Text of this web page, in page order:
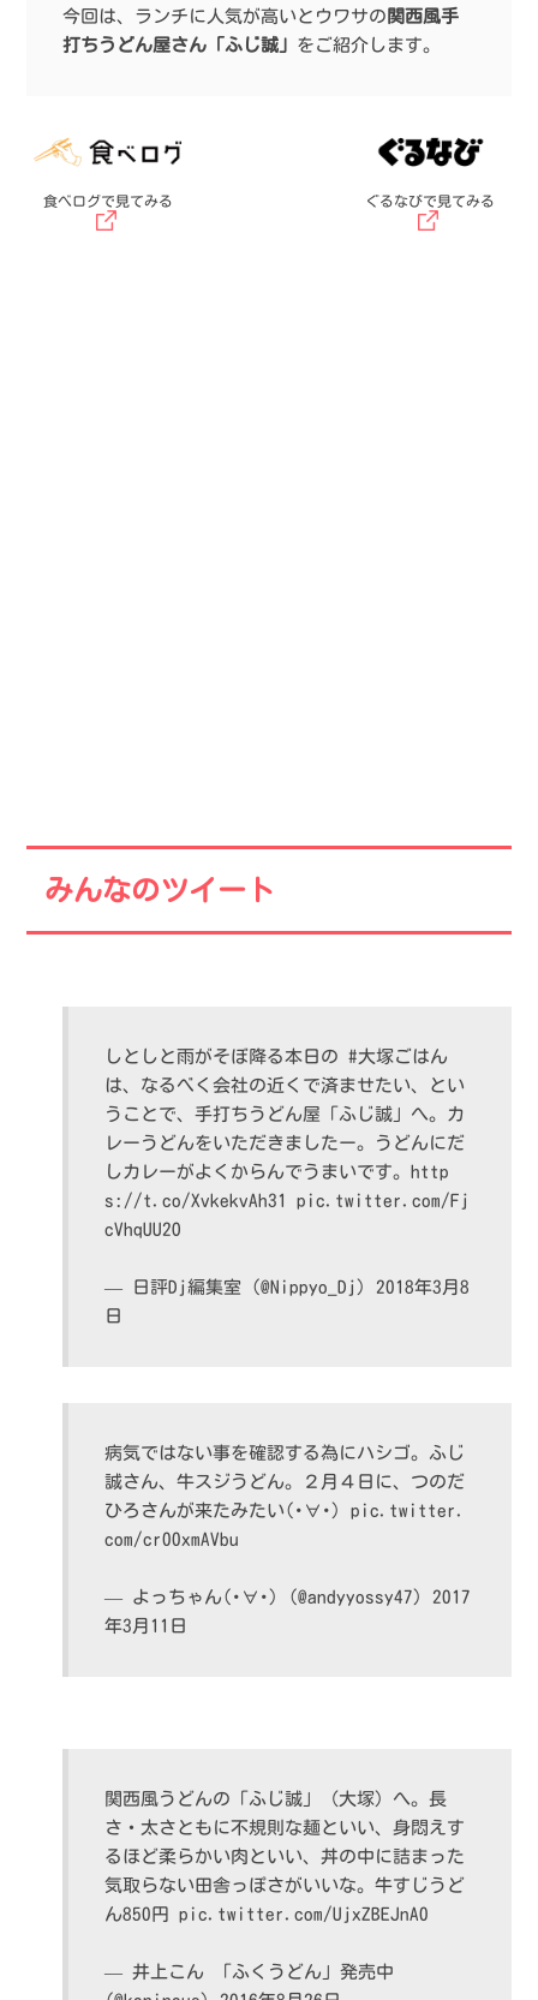
今回は、ランチに人気が高いとウワサの 関西風手
打ちうどん屋さん「ふじ誠」 をご紹介します。
食べログで見てみる ぐるなびで見てみる
みんなのツイート
しとしと雨がそぼ降る本日の#大塚ごはん
は、なるべく会社の近くで済ませたい、とい
うことで、手打ちうどん屋「ふじ誠」へ。カ
レーうどんをいただきましたー。うどんにだ
しカレーがよくからんでうまいです。
http
s://t.co/XvkekvAh31
pic.twitter.com/Fj
cVhqUU2O
— 日評Dj編集室 (@Nippyo_Dj) 2018年3月8
日
病気ではない事を確認する為にハシゴ。ふじ
誠さん、牛スジうどん。２月４日に、つのだ
ひろさんが来たみたい(･∀･)pic.twitter.
com/cr00xmAVbu
— よっちゃん(･∀･) (@andyyossy47) 2017
年3月11日
関西風うどんの「ふじ誠」（大塚）へ。長
さ・太さともに不規則な麺といい、身悶えす
るほど柔らかい肉といい、丼の中に詰まった
気取らない田舎っぽさがいいな。牛すじうど
ん850円pic.twitter.com/UjxZBEJnA0
— 井上こん 「ふくうどん」発売中